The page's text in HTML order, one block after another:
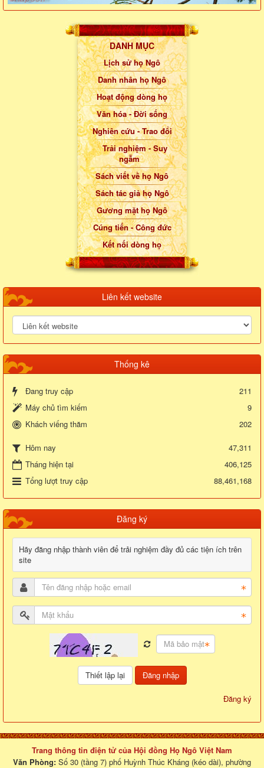
DANH MỤC
Lịch sử họ Ngô
Danh nhân họ Ngô
Hoạt động dòng họ
Văn hóa - Đời sống
Nghiên cứu - Trao đổi
Trải nghiệm - Suy
ngẫm
Sách viết về họ Ngô
Sách tác giả họ Ngô
Gương mặt họ Ngô
Cúng tiến - Công đức
Kết nối dòng họ
Liên kết website
Thống kê
Đang truy cập
211
Máy chủ tìm kiếm
9
Khách viếng thăm
202
Hôm nay
47,311
Tháng hiện tại
406,125
Tổng lượt truy cập
88,461,168
Đăng ký
Hãy đăng nhập thành viên để trải nghiệm đầy đủ các tiện ích trên
site
Đăng nhập
Đăng ký
Trang thông tin điện tử của Hội đồng Họ Ngô Việt Nam
Văn Phòng: Số 30 (tầng 7) phố Huỳnh Thúc Kháng (kéo dài), phường